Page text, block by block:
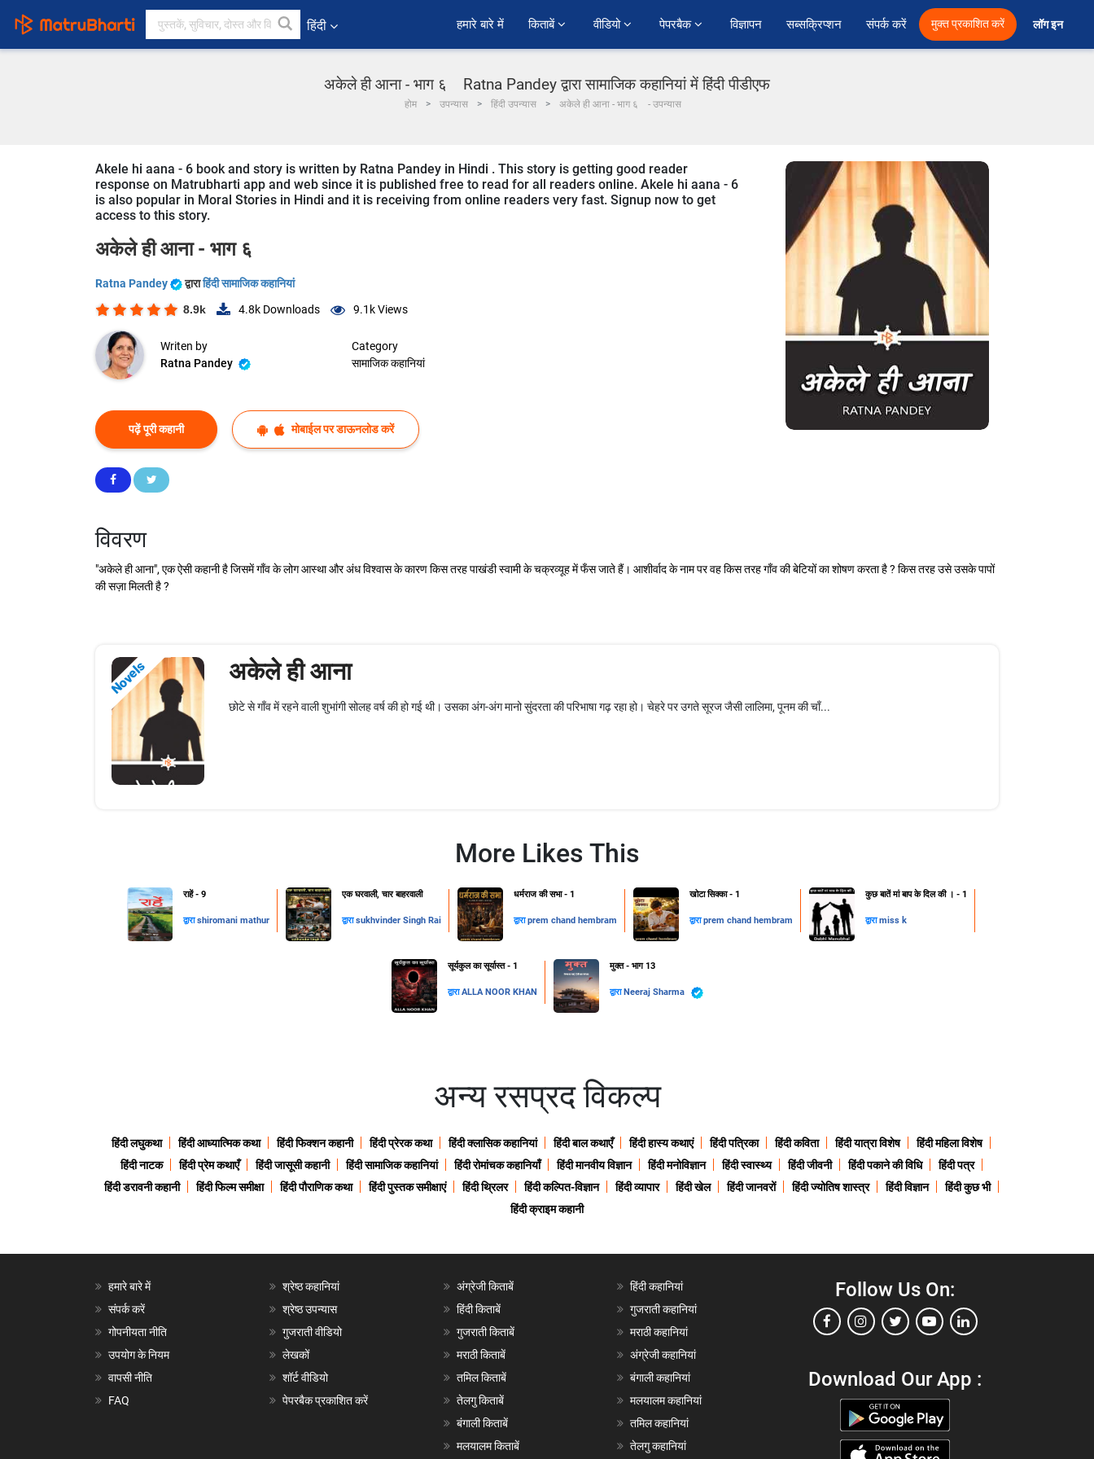
हिंदी हमारे बारे में किताबें वीडियो पेपरबैक विज्ञापन सब्सक्रिप्शन संपर्क करें मुक्त प्रकाशित करें लॉग इन
अकेले ही आना - भाग ६ Ratna Pandey द्वारा सामाजिक कहानियां में हिंदी पीडीएफ
होम उपन्यास हिंदी उपन्यास अकेले ही आना - भाग ६ - उपन्यास
Akele hi aana - 6 book and story is written by Ratna Pandey in Hindi . This story is getting good reader
response on Matrubharti app and web since it is published free to read for all readers online. Akele hi aana - 6
is also popular in Moral Stories in Hindi and it is receiving from online readers very fast. Signup now to get
access to this story.
अकेले ही आना - भाग ६
Ratna Pandey द्वाराहिंदी सामाजिक कहानियां
8.9k 4.8k Downloads 9.1kViews
Writen by
Ratna Pandey
Category
सामाजिक कहानियां
पढ़ें पूरी कहानी मोबाईल पर डाऊनलोड करें
विवरण
"अकेले ही आना", एक ऐसी कहानी है जिसमें गाँव के लोग आस्था और अंध विश्वास के कारण किस तरह पाखंडी स्वामी के चक्रव्यूह में फँस जाते हैं। आशीर्वाद के नाम पर वह किस तरह गाँव की बेटियों का शोषण करता है ? किस तरह उसे उसके पापों
की सज़ा मिलती है ?
Novels अकेले ही आना
छोटे से गाँव में रहने वाली शुभांगी सोलह वर्ष की हो गई थी। उसका अंग-अंग मानो सुंदरता की परिभाषा गढ़ रहा हो। चेहरे पर उगते सूरज जैसी लालिमा, पूनम की चाँ...
More Likes This
राहें - 9
द्वाराshiromani mathur
एक घरवाली, चार बाहरवाली
द्वाराsukhvinder Singh Rai
धर्मराज की सभा - 1
द्वाराprem chand hembram
खोटा सिक्का - 1
द्वाराprem chand hembram
कुछ बातें मां बाप के दिल की । - 1
द्वाराmiss k
सूर्यकुल का सूर्यास्त - 1
द्वाराALLA NOOR KHAN
मुक्त - भाग 13
द्वारा Neeraj Sharma
अन्य रसप्रद विकल्प
हिंदी लघुकथा हिंदी आध्यात्मिक कथा हिंदी फिक्शन कहानी हिंदी प्रेरक कथा हिंदी क्लासिक कहानियां हिंदी बाल कथाएँ हिंदी हास्य कथाएं हिंदी पत्रिका हिंदी कविता हिंदी यात्रा विशेष
हिंदी महिला विशेष
हिंदी नाटक
हिंदी प्रेम कथाएँ हिंदी जासूसी कहानी हिंदी सामाजिक कहानियां हिंदी रोमांचक कहानियाँ हिंदी मानवीय विज्ञान हिंदी मनोविज्ञान हिंदी स्वास्थ्य हिंदी जीवनी हिंदी पकाने की विधि
हिंदी पत्र
हिंदी डरावनी कहानी
हिंदी फिल्म समीक्षा हिंदी पौराणिक कथा हिंदी पुस्तक समीक्षाएं हिंदी थ्रिलर हिंदी कल्पित-विज्ञान हिंदी व्यापार हिंदी खेल हिंदी जानवरों हिंदी ज्योतिष शास्त्र हिंदी विज्ञान
हिंदी कुछ भी
हिंदी क्राइम कहानी
हमारे बारे में
संपर्क करें
गोपनीयता नीति
उपयोग के नियम
वापसी नीति
FAQ
श्रेष्ठ कहानियां
श्रेष्ठ उपन्यास
गुजराती वीडियो
लेखकों
शॉर्ट वीडियो
पेपरबैक प्रकाशित करें
अंग्रेजी किताबें
हिंदी किताबें
गुजराती किताबें
मराठी किताबें
तमिल किताबें
तेलगु किताबें
बंगाली किताबें
मलयालम किताबें
हिंदी कहानियां
गुजराती कहानियां
मराठी कहानियां
अंग्रेजी कहानियां
बंगाली कहानियां
मलयालम कहानियां
तमिल कहानियां
तेलगु कहानियां
Follow Us On:
Download Our App :